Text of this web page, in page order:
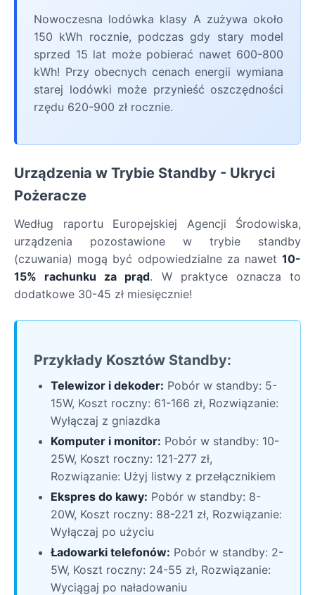
Nowoczesna lodówka klasy A zużywa około
150 kWh rocznie, podczas gdy stary model
sprzed 15 lat może pobierać nawet 600-800
kWh! Przy obecnych cenach energii wymiana
starej lodówki może przynieść oszczędności
rzędu 620-900 zł rocznie.
Urządzenia w Trybie Standby - Ukryci
Pożeracze
Według raportu Europejskiej Agencji Środowiska,
urządzenia pozostawione w trybie standby
(czuwania) mogą być odpowiedzialne za nawet 10-
15% rachunku za prąd. W praktyce oznacza to
dodatkowe 30-45 zł miesięcznie!
Przykłady Kosztów Standby:
Telewizor i dekoder: Pobór w standby: 5-
15W, Koszt roczny: 61-166 zł, Rozwiązanie:
Wyłączaj z gniazdka
Komputer i monitor: Pobór w standby: 10-
25W, Koszt roczny: 121-277 zł,
Rozwiązanie: Użyj listwy z przełącznikiem
Ekspres do kawy: Pobór w standby: 8-
20W, Koszt roczny: 88-221 zł, Rozwiązanie:
Wyłączaj po użyciu
Ładowarki telefonów: Pobór w standby: 2-
5W, Koszt roczny: 24-55 zł, Rozwiązanie:
Wyciągaj po naładowaniu